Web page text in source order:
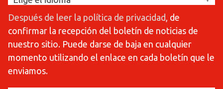
Después de leer la política de privacidad, de
confirmar la recepción del boletín de noticias de
nuestro sitio. Puede darse de baja en cualquier
momento utilizando el enlace en cada boletín que le
enviamos.